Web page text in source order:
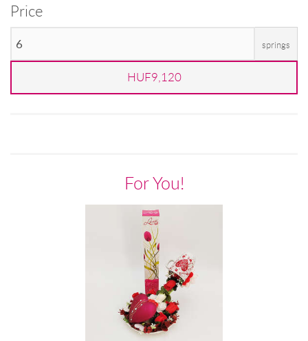
Price
springs
HUF9,120
For You!